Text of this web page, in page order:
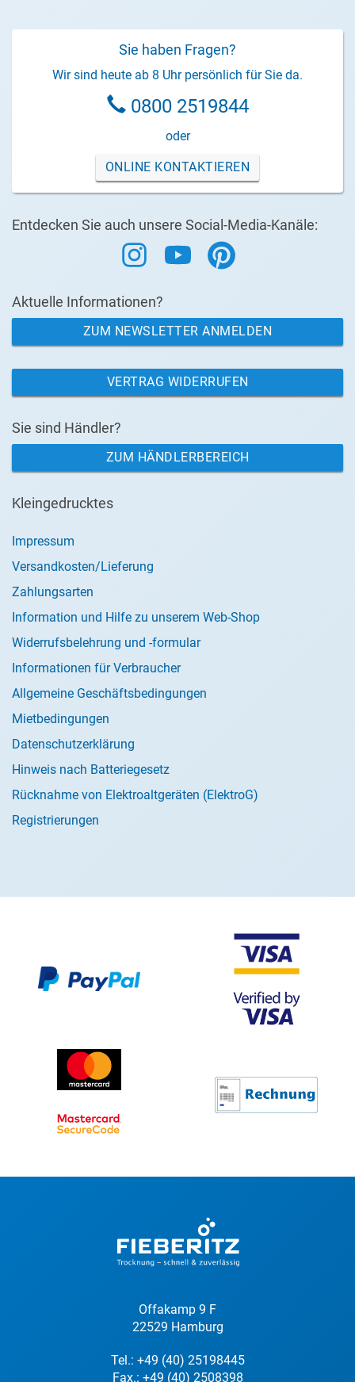
Sie haben Fragen?
Wir sind heute ab 8 Uhr persönlich für Sie da.
0800 2519844
oder
ONLINE KONTAKTIEREN
Entdecken Sie auch unsere Social-Media-Kanäle:
Aktuelle Informationen?
ZUM NEWSLETTER ANMELDEN
VERTRAG WIDERRUFEN
Sie sind Händler?
ZUM HÄNDLERBEREICH
Kleingedrucktes
Impressum
Versandkosten/Lieferung
Zahlungsarten
Information und Hilfe zu unserem Web-Shop
Widerrufsbelehrung und -formular
Informationen für Verbraucher
Allgemeine Geschäftsbedingungen
Mietbedingungen
Datenschutzerklärung
Hinweis nach Batteriegesetz
Rücknahme von Elektroaltgeräten (ElektroG)
Registrierungen
Offakamp 9 F
22529 Hamburg
Tel.: +49 (40) 25198445
Fax.: +49 (40) 2508398